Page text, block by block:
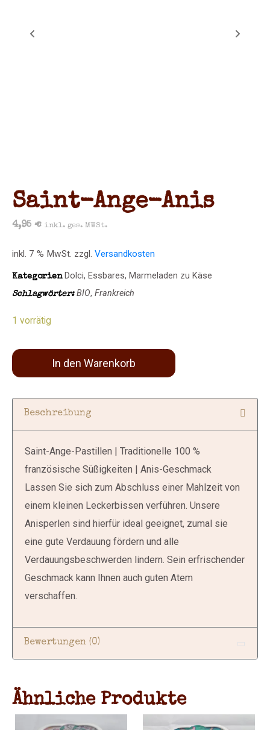
Saint-Ange-Anis
4,95 € inkl. ges. MWSt.
inkl. 7 % MwSt. zzgl. Versandkosten
Kategorien Dolci, Essbares, Marmeladen zu Käse
Schlagwörter: BIO, Frankreich
1 vorrätig
In den Warenkorb
Beschreibung
Saint-Ange-Pastillen | Traditionelle 100 %
französische Süßigkeiten | Anis-Geschmack
Lassen Sie sich zum Abschluss einer Mahlzeit von
einem kleinen Leckerbissen verführen. Unsere
Anisperlen sind hierfür ideal geeignet, zumal sie
eine gute Verdauung fördern und alle
Verdauungsbeschwerden lindern. Sein erfrischender
Geschmack kann Ihnen auch guten Atem
verschaffen.
Bewertungen (0)
Ähnliche Produkte